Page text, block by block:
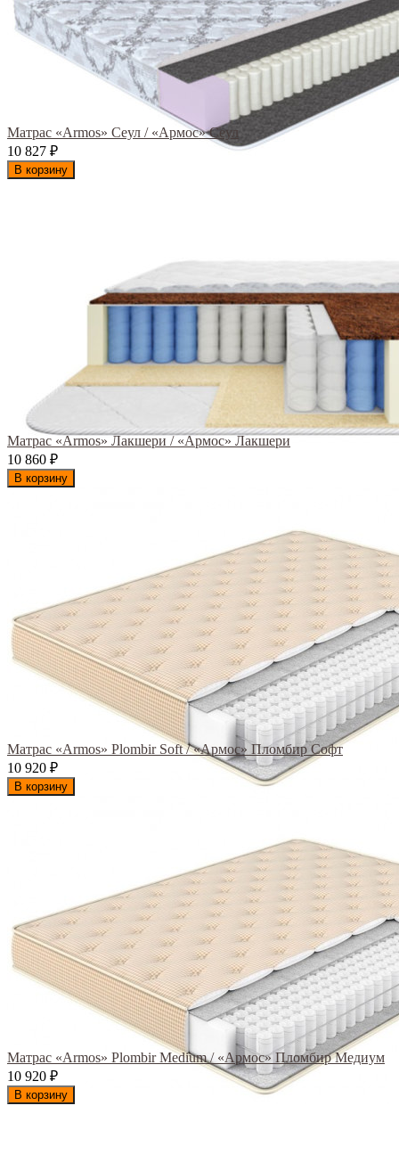
Матрас «Armos» Сеул / «Армос» Сеул
10 827 ₽
В корзину
Матрас «Armos» Лакшери / «Армос» Лакшери
10 860 ₽
В корзину
Матрас «Armos» Plombir Soft / «Армос» Пломбир Софт
10 920 ₽
В корзину
Матрас «Armos» Plombir Medium / «Армос» Пломбир Медиум
10 920 ₽
В корзину